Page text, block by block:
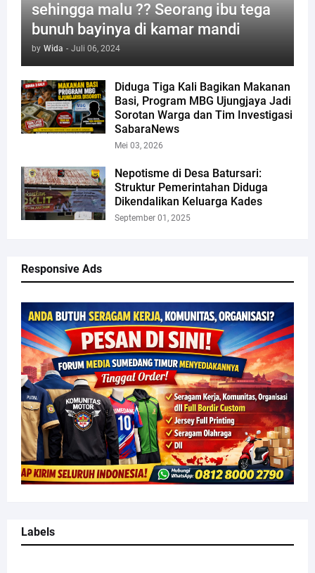
sehingga malu ?? Seorang ibu tega
bunuh bayinya di kamar mandi
by Wida - Juli 06, 2024
Diduga Tiga Kali Bagikan Makanan
Basi, Program MBG Ujungjaya Jadi
Sorotan Warga dan Tim Investigasi
SabaraNews
Mei 03, 2026
Nepotisme di Desa Batursari:
Struktur Pemerintahan Diduga
Dikendalikan Keluarga Kades
September 01, 2025
Responsive Ads
Labels